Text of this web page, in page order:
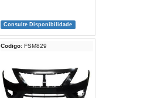
Consulte Disponibilidade
Codigo: FSM829